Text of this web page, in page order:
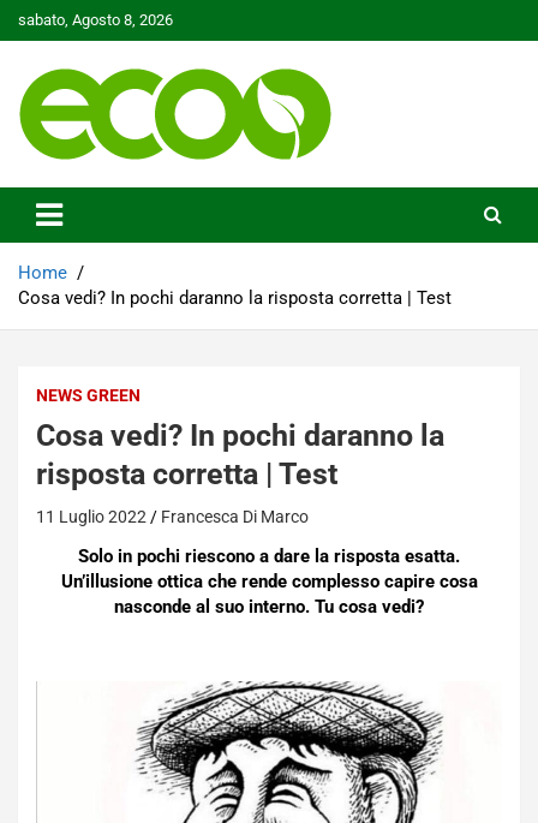
to
sabato, Agosto 8, 2026
Ecoo.it
Home
Cosa vedi? In pochi daranno la risposta corretta | Test
NEWS GREEN
Cosa vedi? In pochi daranno la
risposta corretta | Test
11 Luglio 2022 Francesca Di Marco
Solo in pochi riescono a dare la risposta esatta.
Un’illusione ottica che rende complesso capire cosa
nasconde al suo interno. Tu cosa vedi?